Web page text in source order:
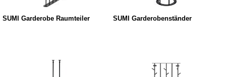
SUMI Garderobe Raumteiler SUMI Garderobenständer